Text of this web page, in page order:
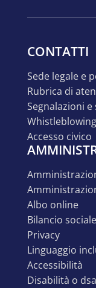
CONTATTI
sede legale e
rubrica di
segnalazioni
whistleblowing
accesso civico
albo online
bilancio sociale
privacy
linguaggio
accessibilità
disabilità o dsa